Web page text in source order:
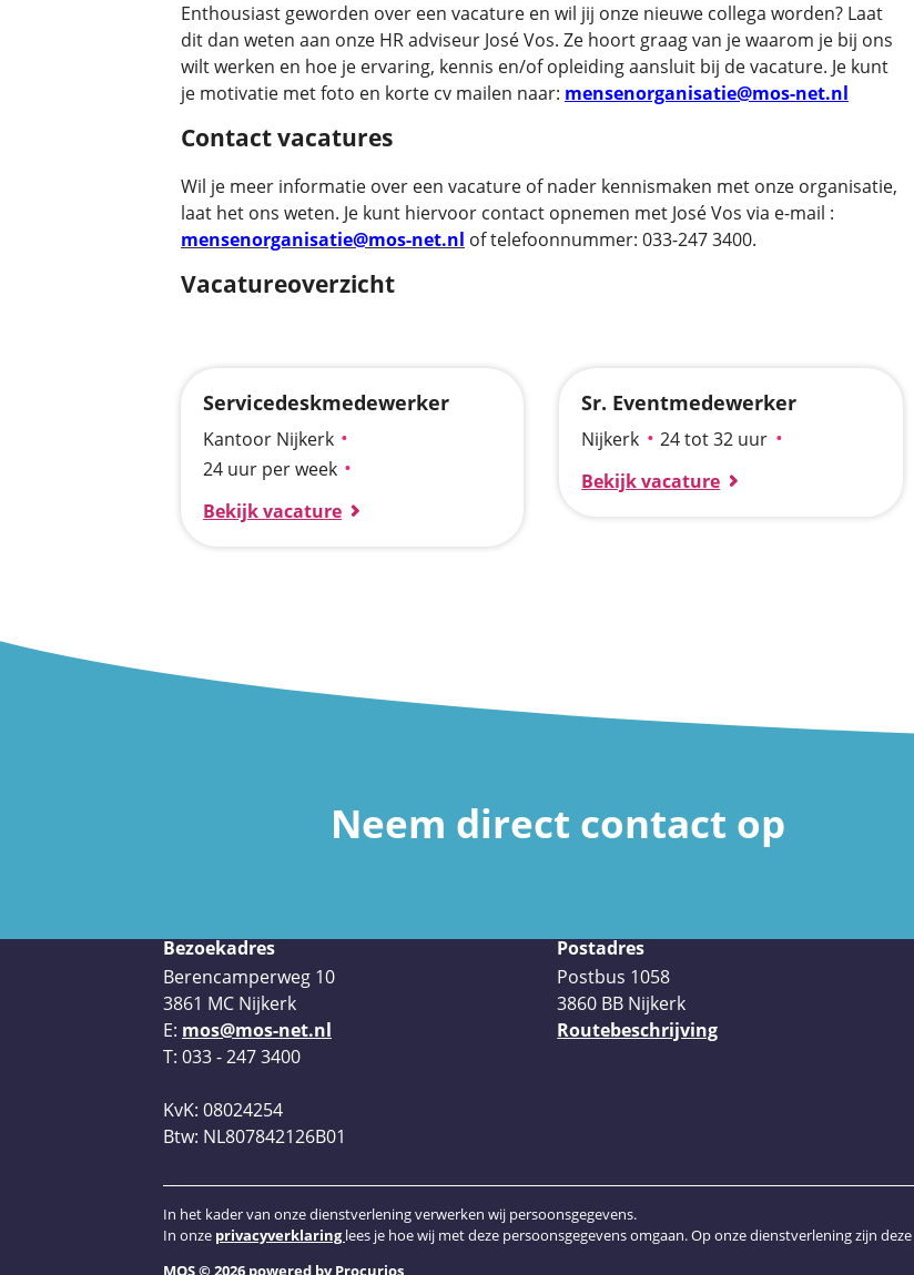
Enthousiast geworden over een vacature en wil jij onze nieuwe collega worden? Laat
dit dan weten aan onze HR adviseur José Vos. Ze hoort graag van je waarom je bij ons
wilt werken en hoe je ervaring, kennis en/of opleiding aansluit bij de vacature. Je kunt
je motivatie met foto en korte cv mailen naar: mensenorganisatie@mos-net.nl
Contact vacatures
Wil je meer informatie over een vacature of nader kennismaken met onze organisatie,
laat het ons weten. Je kunt hiervoor contact opnemen met José Vos via e-mail :
mensenorganisatie@mos-net.nl of telefoonnummer: 033-247 3400.
Vacatureoverzicht
Servicedeskmedewerker
Kantoor Nijkerk
24 uur per week
Bekijk vacature
Sr. Eventmedewerker
Nijkerk
24 tot 32 uur
Bekijk vacature
Neem direct contact op
Bezoekadres
Berencamperweg 10
3861 MC Nijkerk
E: mos@mos-net.nl
T: 033 - 247 3400
KvK: 08024254
Btw: NL807842126B01
Postadres
Postbus 1058
3860 BB Nijkerk
Routebeschrijving
In het kader van onze dienstverlening verwerken wij persoonsgegevens.
In onze privacyverklaringlees je hoe wij met deze persoonsgegevens omgaan. Op onze dienstverlening zijn deze
MOS © 2026 powered by Procurios